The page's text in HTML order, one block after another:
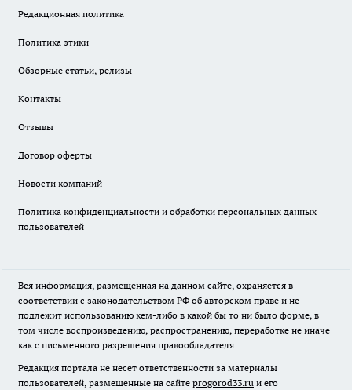
Редакционная политика
Политика этики
Обзорные статьи, релизы
Контакты
Отзывы
Договор оферты
Новости компаний
Политика конфиденциальности и обработки персональных данных
пользователей
Вся информация, размещенная на данном сайте, охраняется в
соответствии с законодательством РФ об авторском праве и не
подлежит использованию кем-либо в какой бы то ни было форме, в
том числе воспроизведению, распространению, переработке не иначе
как с письменного разрешения правообладателя.
Редакция портала не несет ответственности за материалы
пользователей, размещенные на сайте progorod33.ru и его